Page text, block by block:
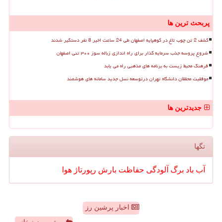
پربحث ترین ها
کشف 2 تن چوب تاغ در کوهپایه اصفهان طی 24 ساعت اخیر 8 نفر دستگیر شدند
شروع پروسه جذب سرمایه گذار برای راه اندازی زباله سوز ۳۰۰ تنی اصفهان
فرهنگ محیط زیست به برنامه های مذهبی راه می یابد
موفقیت محققان دانشگاه تهران درتوسعه نسل جدید سامانه های هوشمند
جدیدترین ها
تگها
آب باد برگ آلودگی حفاظت بارش رپورتاژ هوا
اخبار پرشین رز